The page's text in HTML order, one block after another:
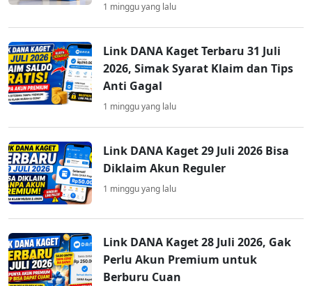
1 minggu yang lalu
Link DANA Kaget Terbaru 31 Juli
2026, Simak Syarat Klaim dan Tips
Anti Gagal
1 minggu yang lalu
Link DANA Kaget 29 Juli 2026 Bisa
Diklaim Akun Reguler
1 minggu yang lalu
Link DANA Kaget 28 Juli 2026, Gak
Perlu Akun Premium untuk
Berburu Cuan